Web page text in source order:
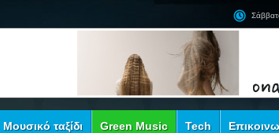
Μουσικό ταξίδι Green Music Tech